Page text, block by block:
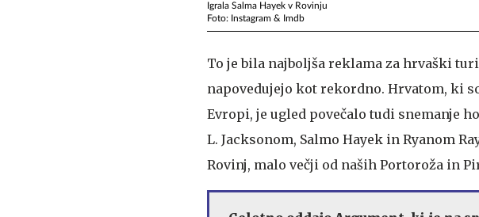
Igrala Salma Hayek v Rovinju
Foto: Instagram & Imdb
To je bila najboljša reklama za hrvaški
napovedujejo kot rekordno. Hrvatom, ki
Evropi, je ugled povečalo tudi snemanje
L. Jacksonom, Salmo Hayek in Ryanom
Rovinj, malo večji od naših Portoroža in